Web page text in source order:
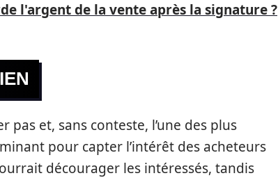
l'argent de la vente après la signature ?
pas et, sans conteste, l’une des plus
pour capter l’intérêt des acheteurs
décourager les intéressés, tandis